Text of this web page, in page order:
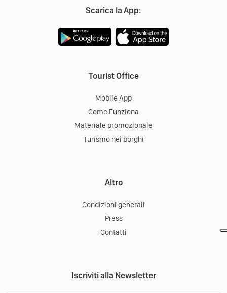
Scarica la App:
Tourist Office
Mobile App
Come Funziona
Materiale promozionale
Turismo nei borghi
Altro
Condizioni generali
Press
Contatti
Iscriviti alla Newsletter